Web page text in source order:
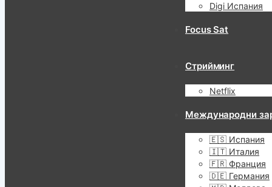
Digi Испания
Focus Sat
Стрийминг
Netflix
Международни
🇪🇸 Испания
🇮🇹 Италия
🇫🇷 Франция
🇩🇪 Германия